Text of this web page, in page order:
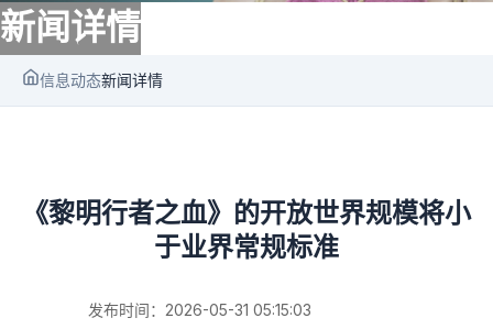
新闻详情
信息动态新闻详情
《黎明行者之血》的开放世界规模将小
于业界常规标准
发布时间：2026-05-31 05:15:03